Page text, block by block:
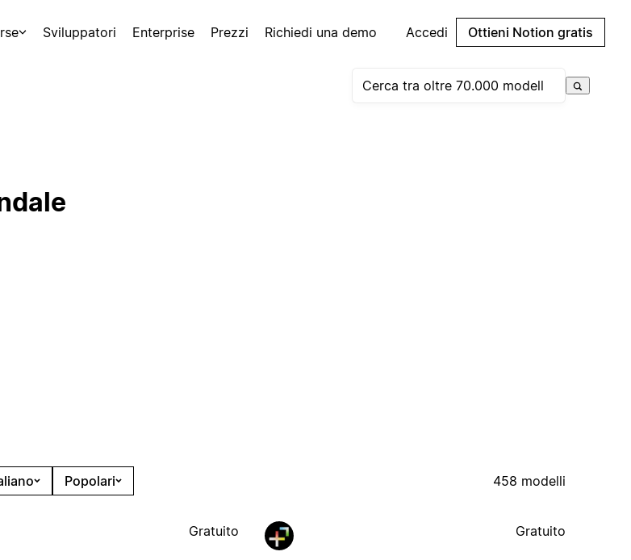
Sviluppatori Enterprise Prezzi Richiedi una demo Accedi Ottieni Notion gratis
Popolari 458 modelli
Gratuito Gratuito